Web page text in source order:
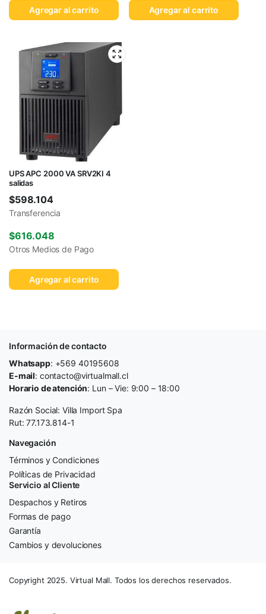
Agregar al carrito Agregar al carrito
UPS APC 2000 VA SRV2KI 4
salidas
$598.104
Transferencia
$616.048
Otros Medios de Pago
Agregar al carrito
Información de contacto
Whatsapp: +569 40195608
E-mail: contacto@virtualmall.cl
Horario de atención: Lun – Vie: 9:00 – 18:00
Razón Social: Villa Import Spa
Rut: 77.173.814-1
Navegación
Términos y Condiciones
Políticas de Privacidad
Servicio al Cliente
Despachos y Retiros
Formas de pago
Garantía
Cambios y devoluciones
Copyright 2025. Virtual Mall. Todos los derechos reservados.